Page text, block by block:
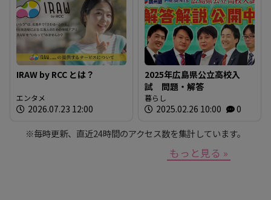
IRAW by RCC とは？
エンタメ
2026.07.23 12:00
2025年広島県公立高校入
試 問題・解答
暮らし
2025.02.26 10:00 0
※毎時更新、直近24時間のアクセス数を集計しています。
もっと見る »